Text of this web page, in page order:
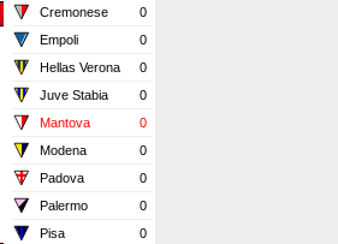
Cremonese
0
Empoli
0
Hellas Verona
0
Juve Stabia
0
Mantova
0
Modena
0
Padova
0
Palermo
0
Pisa
0